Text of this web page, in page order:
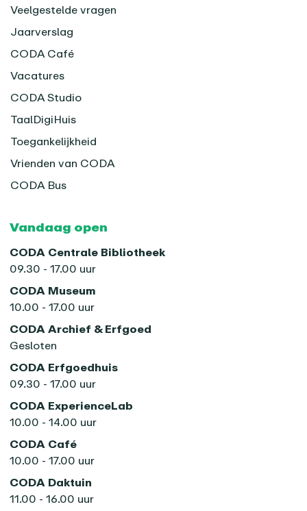
Veelgestelde vragen
Jaarverslag
CODA Café
Vacatures
CODA Studio
TaalDigiHuis
Toegankelijkheid
Vrienden van CODA
CODA Bus
Vandaag open
CODA Centrale Bibliotheek
09.30 - 17.00 uur
CODA Museum
10.00 - 17.00 uur
CODA Archief & Erfgoed
Gesloten
CODA Erfgoedhuis
09.30 - 17.00 uur
CODA ExperienceLab
10.00 - 14.00 uur
CODA Café
10.00 - 17.00 uur
CODA Daktuin
11.00 - 16.00 uur